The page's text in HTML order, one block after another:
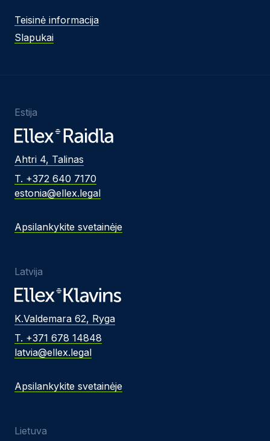
Teisinė informacija
Slapukai
Estija
Ahtri 4, Talinas
T. +372 640 7170
estonia@ellex.legal
Apsilankykite svetainėje
Latvija
K.Valdemara 62, Ryga
T. +371 678 14848
latvia@ellex.legal
Apsilankykite svetainėje
Lietuva